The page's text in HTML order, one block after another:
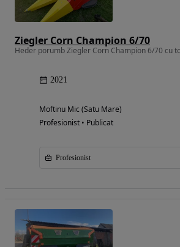
Ziegler Corn Champion 6/70
Heder porumb Ziegler Corn Champion 6/70 cu
2021
Moftinu Mic (Satu Mare)
Profesionist • Publicat
Profesionist